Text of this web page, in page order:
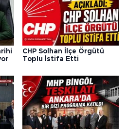
CHP Solhan İlçe Örgütü
Toplu İstifa Etti